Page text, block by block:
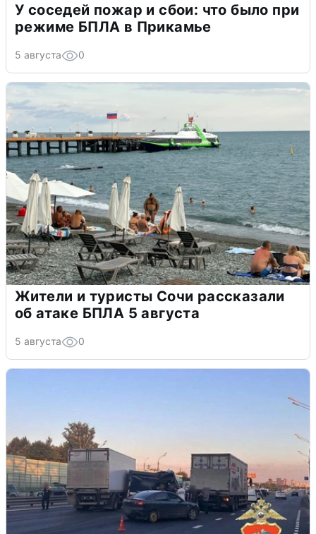
У соседей пожар и сбои: что было при
режиме БПЛА в Прикамье
5 августа 0
Жители и туристы Сочи рассказали
об атаке БПЛА 5 августа
5 августа 0